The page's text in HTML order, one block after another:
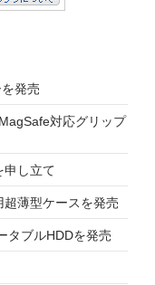
発売
対応グリップ
申し立て
薄型ケースを発売
タブルHDDを発売